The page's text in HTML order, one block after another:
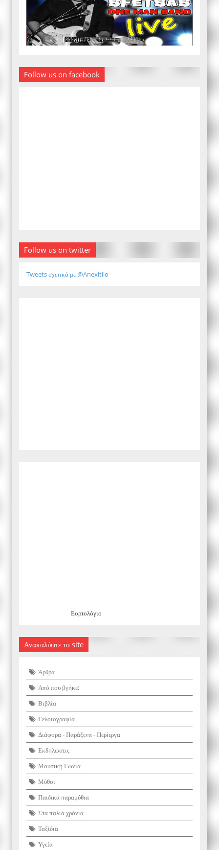
Follow us on facebook
Follow us on twitter
Tweets σχετικά με @Anexitilo
Εορτολόγιο
Ανακαλύψτε το site
Άρθρα
Από που βγήκε;
Βιβλία
Γελοιογραφία
Διάφορα - Παράξενα - Περίεργα
Εκδηλώσεις
Μουσική Γωνιά
Μύθοι
Παιδικά παραμύθια
Στα παλιά χρόνια
Ταξίδια
Υγεία